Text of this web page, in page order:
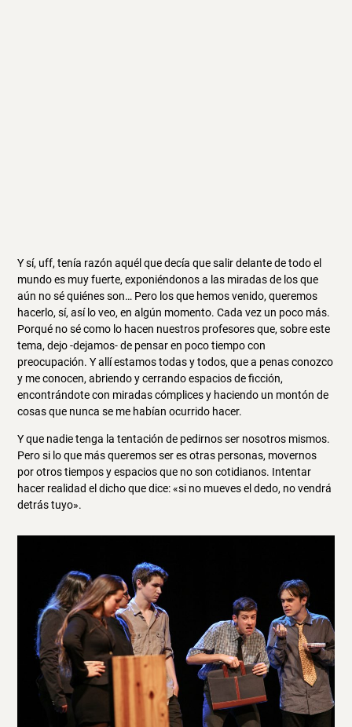
Y sí, uff, tenía razón aquél que decía que salir delante de todo el
mundo es muy fuerte, exponiéndonos a las miradas de los que
aún no sé quiénes son… Pero los que hemos venido, queremos
hacerlo, sí, así lo veo, en algún momento. Cada vez un poco más.
Porqué no sé como lo hacen nuestros profesores que, sobre este
tema, dejo -dejamos- de pensar en poco tiempo con
preocupación. Y allí estamos todas y todos, que a penas conozco
y me conocen, abriendo y cerrando espacios de ficción,
encontrándote con miradas cómplices y haciendo un montón de
cosas que nunca se me habían ocurrido hacer.
Y que nadie tenga la tentación de pedirnos ser nosotros mismos.
Pero si lo que más queremos ser es otras personas, movernos
por otros tiempos y espacios que no son cotidianos. Intentar
hacer realidad el dicho que dice: «si no mueves el dedo, no vendrá
detrás tuyo».